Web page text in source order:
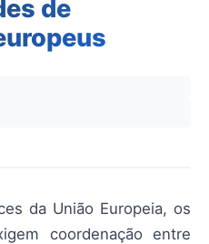
de
da União Europeia, os
coordenação entre